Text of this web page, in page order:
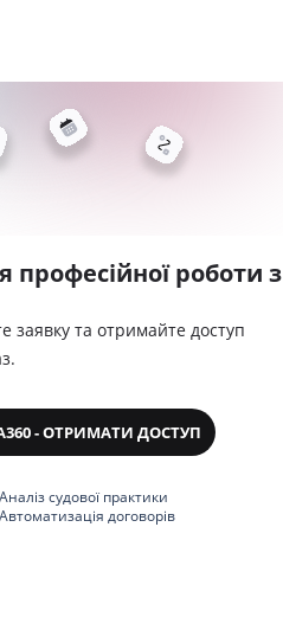
професійної роботи з
заявку та отримайте доступ
- ОТРИМАТИ ДОСТУП
Аналіз судової практики
Автоматизація договорів